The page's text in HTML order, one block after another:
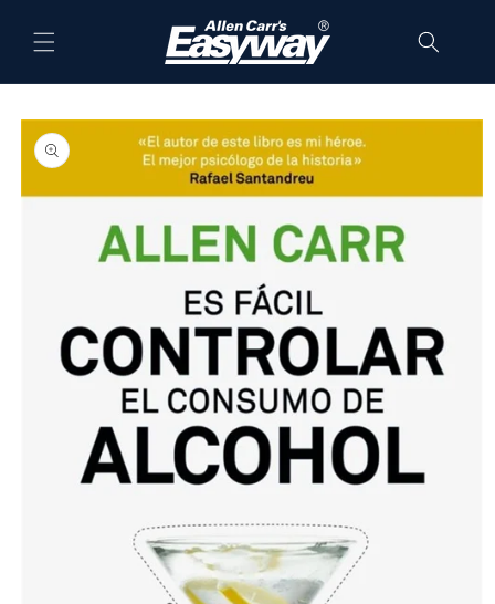
content
Skip to
product
information